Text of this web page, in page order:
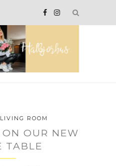
LIVING ROOM
OUR NEW
TABLE